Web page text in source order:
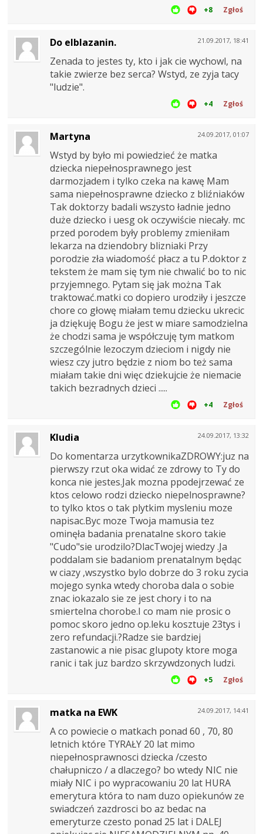
+8 Zgłoś
21.09.2017, 18:41
Do elblazanin.
Zenada to jestes ty, kto i jak cie wychowl, na
takie zwierze bez serca? Wstyd, ze zyja tacy
"ludzie".
+4 Zgłoś
24.09.2017, 01:07
Martyna
Wstyd by było mi powiedzieć że matka
dziecka niepełnosprawnego jest
darmozjadem i tylko czeka na kawę Mam
sama niepełnosprawne dziecko z bliźniaków
Tak doktorzy badali wszysto ładnie jedno
duże dziecko i uesg ok oczywiście niecały. mc
przed porodem były problemy zmieniłam
lekarza na dziendobry blizniaki Przy
porodzie zła wiadomość płacz a tu P.doktor z
tekstem że mam się tym nie chwalić bo to nic
przyjemnego. Pytam się jak można Tak
traktować.matki co dopiero urodziły i jeszcze
chore co głowę miałam temu dziecku ukrecic
ja dziękuję Bogu że jest w miare samodzielna
że chodzi sama je współczuję tym matkom
szczególnie lezoczym dzieciom i nigdy nie
wiesz czy jutro będzie z niom bo też sama
miałam takie dni więc dziekujcie że niemacie
takich bezradnych dzieci .....
+4 Zgłoś
24.09.2017, 13:32
Kludia
Do komentarza urzytkownikaZDROWY:juz na
pierwszy rzut oka widać ze zdrowy to Ty do
konca nie jestes.Jak mozna ppodejrzewać ze
ktos celowo rodzi dziecko niepelnosprawne?
to tylko ktos o tak plytkim mysleniu moze
napisac.Byc moze Twoja mamusia tez
ominęła badania prenatalne skoro takie
"Cudo"sie urodzilo?DlacTwojej wiedzy .Ja
poddalam sie badaniom prenatalnym będąc
w ciazy ,wszystko bylo dobrze do 3 roku zycia
mojego synka wtedy choroba dala o sobie
znac iokazalo sie ze jest chory i to na
smiertelna chorobe.I co mam nie prosic o
pomoc skoro jedno op.leku kosztuje 23tys i
zero refundacji.?Radze sie bardziej
zastanowic a nie pisac glupoty ktore moga
ranic i tak juz bardzo skrzywdzonych ludzi.
+5 Zgłoś
24.09.2017, 14:41
matka na EWK
A co powiecie o matkach ponad 60 , 70, 80
letnich które TYRAŁY 20 lat mimo
niepełnosprawnosci dziecka /czesto
chałupniczo / a dlaczego? bo wtedy NIC nie
miały NIC i po wypracowaniu 20 lat HURA
emerytura która to nam duzo opiekunów ze
swiadczeń zazdrosci bo az bedac na
emeryturze czesto ponad 25 lat i DALEJ